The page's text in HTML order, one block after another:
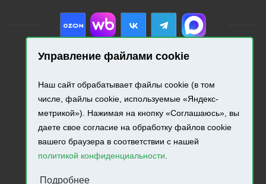
Управление файлами cookie
Наш сайт обрабатывает файлы cookie (в том
числе, файлы cookie, используемые «Яндекс-
метрикой»). Нажимая на кнопку «Соглашаюсь», вы
даете свое согласие на обработку файлов cookie
вашего браузера в соответствии с нашей
политикой конфиденциальности.
Подробнее
Разработка и продвижение сайта.